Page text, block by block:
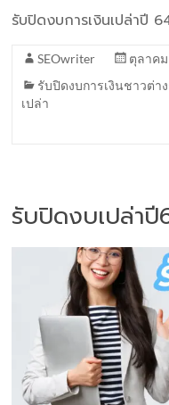
รับปิดงบการเงินเปล่าปี
SEOwriter
ตุลาคม
รับปิดงบการเงินชาวต่า
เปล่า
รับปิดงบเปล่า